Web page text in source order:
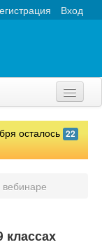
Вход
осталось 22
классах